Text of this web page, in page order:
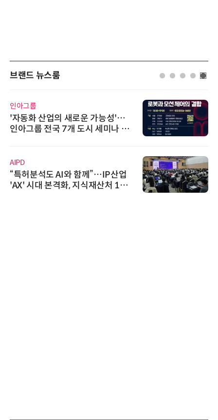
브랜드 뉴스룸
인아그룹
'자동화 산업의 새로운 가능성'…
인아그룹 전국 7개 도시 세미나 페
AIPD
“특허분석도 AI와 함께”…IP산업
'AX' 시대 본격화, 지식재산처 1호